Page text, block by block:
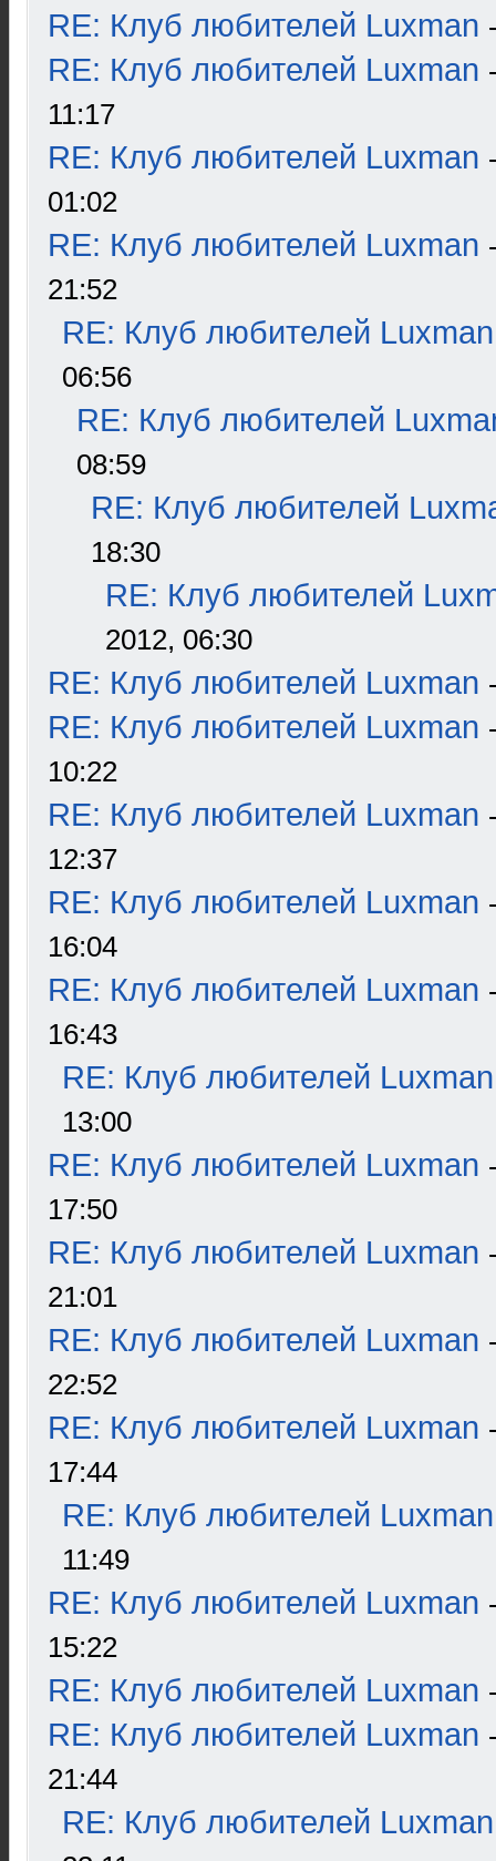
RE: Клуб любителей Luxman
RE: Клуб любителей Luxman
11:17
RE: Клуб любителей Luxman
01:02
RE: Клуб любителей Luxman
21:52
RE: Клуб любителей Luxman
06:56
RE: Клуб любителей
08:59
RE: Клуб любителей
18:30
RE: Клуб любителей
2012, 06:30
RE: Клуб любителей Luxman
RE: Клуб любителей Luxman
10:22
RE: Клуб любителей Luxman
12:37
RE: Клуб любителей Luxman
16:04
RE: Клуб любителей Luxman
16:43
RE: Клуб любителей Luxman
13:00
RE: Клуб любителей Luxman
17:50
RE: Клуб любителей Luxman
21:01
RE: Клуб любителей Luxman
22:52
RE: Клуб любителей Luxman
17:44
RE: Клуб любителей Luxman
11:49
RE: Клуб любителей Luxman
15:22
RE: Клуб любителей Luxman
RE: Клуб любителей Luxman
21:44
RE: Клуб любителей Luxman